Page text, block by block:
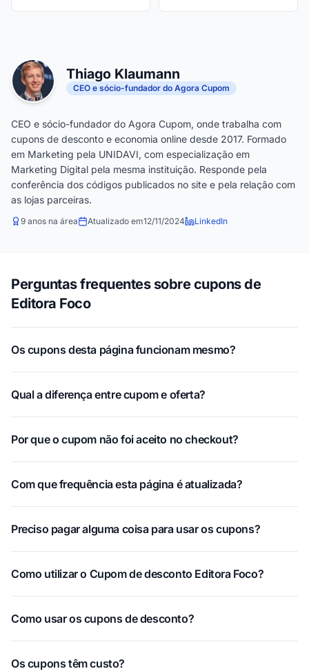
Thiago Klaumann
CEO e sócio-fundador do Agora Cupom
CEO e sócio-fundador do Agora Cupom, onde trabalha com
cupons de desconto e economia online desde 2017. Formado
em Marketing pela UNIDAVI, com especialização em
Marketing Digital pela mesma instituição. Responde pela
conferência dos códigos publicados no site e pela relação com
as lojas parceiras.
9 anos na área Atualizado em12/11/2024 LinkedIn
Perguntas frequentes sobre cupons de
Editora Foco
Os cupons desta página funcionam mesmo?
Qual a diferença entre cupom e oferta?
Por que o cupom não foi aceito no checkout?
Com que frequência esta página é atualizada?
Preciso pagar alguma coisa para usar os cupons?
Como utilizar o Cupom de desconto Editora Foco?
Como usar os cupons de desconto?
Os cupons têm custo?